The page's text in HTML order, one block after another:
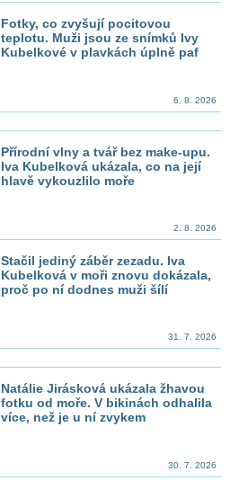
Fotky, co zvyšují pocitovou
teplotu. Muži jsou ze snímků Ivy
Kubelkové v plavkách úplně paf
6. 8. 2026
Přírodní vlny a tvář bez make-upu.
Iva Kubelková ukázala, co na její
hlavě vykouzlilo moře
2. 8. 2026
Stačil jediný záběr zezadu. Iva
Kubelková v moři znovu dokázala,
proč po ní dodnes muži šílí
31. 7. 2026
Natálie Jirásková ukázala žhavou
fotku od moře. V bikinách odhalila
více, než je u ní zvykem
30. 7. 2026